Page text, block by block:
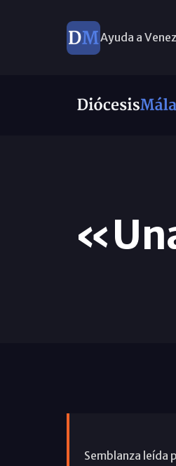
Ayuda a
Semblanza leída